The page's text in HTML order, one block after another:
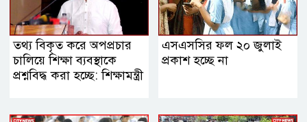
তথ্য বিকৃত করে অপপ্রচার
চালিয়ে শিক্ষা ব্যবস্থাকে
প্রশ্নবিদ্ধ করা হচ্ছে: শিক্ষামন্ত্রী
এসএসসির ফল ২০ জুলাই
প্রকাশ হচ্ছে না